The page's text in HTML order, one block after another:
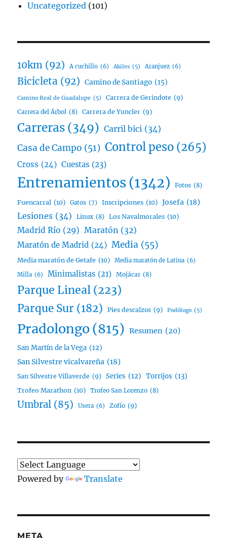
Uncategorized (101)
10km (92) A cuchillo (6) Akiles (5) Aranjuez (6)
Bicicleta (92) Camino de Santiago (15)
Camino Real de Guadalupe (5) Carrera de Gerindote (9)
Carrera del Árbol (8) Carrera de Yuncler (9)
Carreras (349) Carril bici (34)
Casa de Campo (51) Control peso (265)
Cross (24) Cuestas (23)
Entrenamientos(1342) Fotos (8)
Fuencarral (10) Gatos (7) Inscripciones (10) Josefa (18)
Lesiones (34) Linux (8) Los Navalmorales (10)
Madrid Río (29) Maratón (32)
Maratón de Madrid (24) Media (55)
Media maratón de Getafe (10) Media maratón de Latina (6)
Milla (6) Minimalistas (21) Mojácar (8)
Parque Lineal (223)
Parque Sur (182) Pies descalzos (9) Podólogo (5)
Pradolongo(815) Resumen (20)
San Martín de la Vega (12)
San Silvestre vicalvareña (18)
San Silvestre Villaverde (9) Series (12) Torrijos (13)
Trofeo Marathon (10) Trofeo San Lorenzo (8)
Umbral (85) Usera (6) Zofío (9)
Powered by Translate
META